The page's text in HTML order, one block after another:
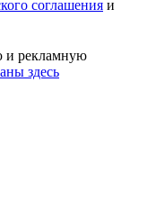
соглашения и
и рекламную
здесь